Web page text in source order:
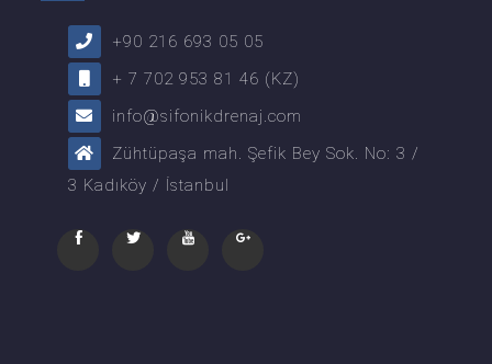
+90 216 693 05 05
+ 7 702 953 81 46 (KZ)
info@sifonikdrenaj.com
Zühtüpaşa mah. Şefik Bey Sok. No: 3 /
3 Kadıköy / İstanbul